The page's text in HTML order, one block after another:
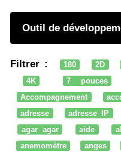
Outil de
Filtrer : 180 2D
4K
7 pouces
Accompagnement
adresse
adresse IP
agar agar
aide
anemomètre
anges